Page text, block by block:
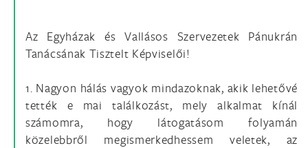
Az Egyházak és Vallásos Szervezetek Pánukrán
Tanácsának Tisztelt Képviselői!
1. Nagyon hálás vagyok mindazoknak, akik lehetővé
tették e mai találkozást, mely alkalmat kínál
számomra, hogy látogatásom folyamán
közelebbről megismerkedhessem veletek, az